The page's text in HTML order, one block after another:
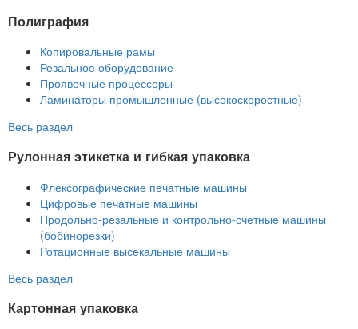
Полиграфия
Копировальные рамы
Резальное оборудование
Проявочные процессоры
Ламинаторы промышленные (высокоскоростные)
Весь раздел
Рулонная этикетка и гибкая упаковка
Флексографические печатные машины
Цифровые печатные машины
Продольно-резальные и контрольно-счетные машины
(бобинорезки)
Ротационные высекальные машины
Весь раздел
Картонная упаковка